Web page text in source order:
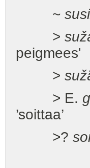
~
>
peigmees'
>
> E.
’soittaa’
>?